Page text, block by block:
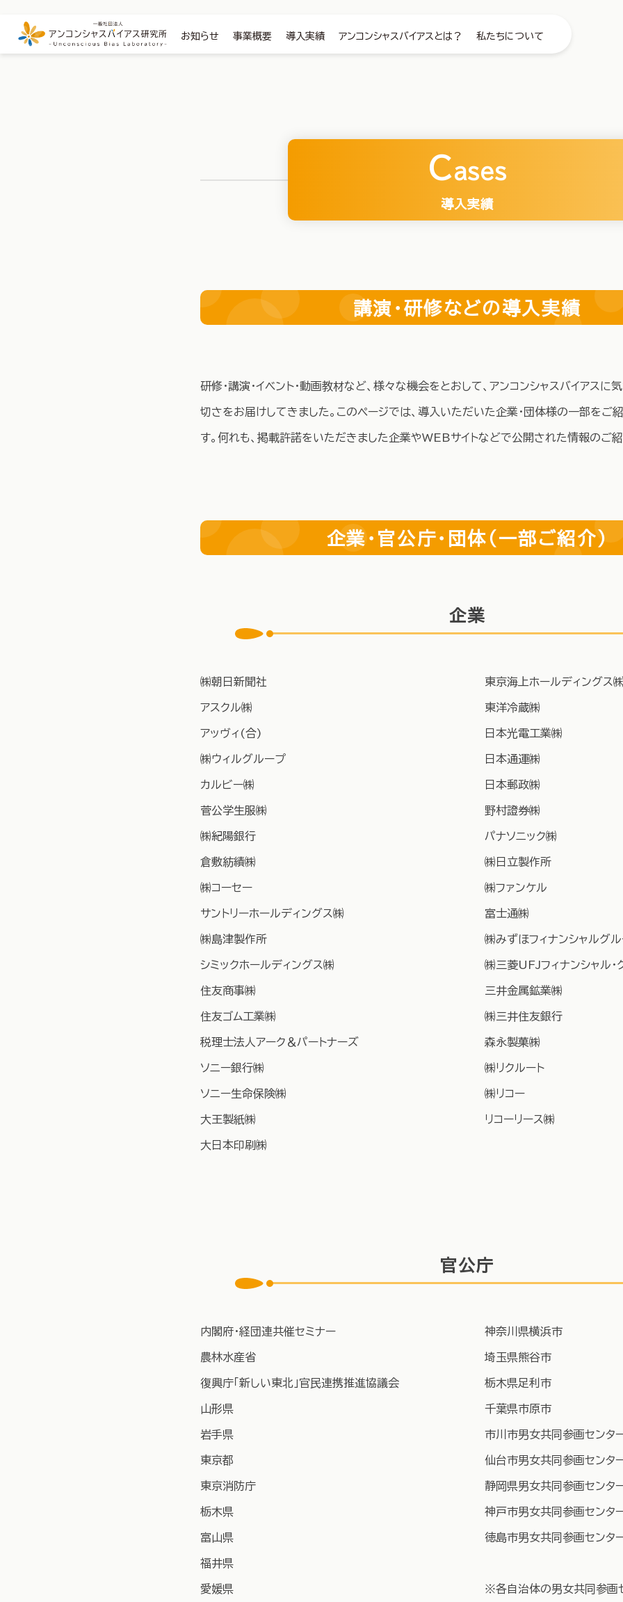
お知らせ 事業概要 導入実績 アンコンシャスバイアスとは？ 私たちについて
Cases
導入実績
講演・研修などの導入実績
研修・講演・イベント・動画教材など、様々な機会をとおして、アンコンシャスバイアスに
切さをお届けしてきました。このページでは、導入いただいた企業・団体様の一部をご
す。何れも、掲載許諾をいただきました企業やWEBサイトなどで公開された情報のご紹
企業・官公庁・団体（一部ご紹介）
企業
㈱朝日新聞社
アスクル㈱
アッヴィ(合)
㈱ウィルグループ
カルビー㈱
菅公学生服㈱
㈱紀陽銀行
倉敷紡績㈱
㈱コーセー
サントリーホールディングス㈱
㈱島津製作所
シミックホールディングス㈱
住友商事㈱
住友ゴム工業㈱
税理士法人アーク＆パートナーズ
ソニー銀行㈱
ソニー生命保険㈱
大王製紙㈱
大日本印刷㈱
東京海上ホールディングス
東洋冷蔵㈱
日本光電工業㈱
日本通運㈱
日本郵政㈱
野村證券㈱
パナソニック㈱
㈱日立製作所
㈱ファンケル
富士通㈱
㈱みずほフィナンシャルグ
㈱三菱UFJフィナンシャル・
三井金属鉱業㈱
㈱三井住友銀行
森永製菓㈱
㈱リクルート
​​㈱リコー
リコーリース㈱
官公庁
内閣府・経団連共催セミナー
農林水産省
復興庁「新しい東北」官民連携推進協議会
山形県​
岩手県
東京都​
東京消防庁
栃木県
​富山県
福井県
愛媛県
神奈川県横浜市
埼玉県熊谷市
栃木県足利市
千葉県市原市
市川市男女共同参画センタ
仙台市男女共同参画センタ
静岡県男女共同参画センタ
神戸市男女共同参画センタ
徳島市男女共同参画センタ
※各自治体の男女共同参画